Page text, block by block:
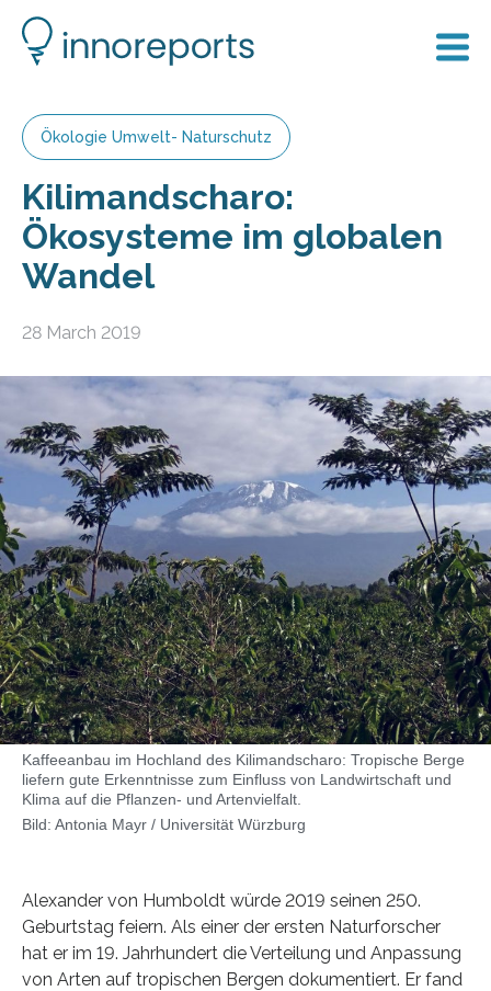
Ökologie Umwelt- Naturschutz
Kilimandscharo:
Ökosysteme im globalen
Wandel
28 March 2019
Kaffeeanbau im Hochland des Kilimandscharo: Tropische Berge
liefern gute Erkenntnisse zum Einfluss von Landwirtschaft und
Klima auf die Pflanzen- und Artenvielfalt.
Bild: Antonia Mayr / Universität Würzburg
Alexander von Humboldt würde 2019 seinen 250.
Geburtstag feiern. Als einer der ersten Naturforscher
hat er im 19. Jahrhundert die Verteilung und Anpassung
von Arten auf tropischen Bergen dokumentiert. Er fand